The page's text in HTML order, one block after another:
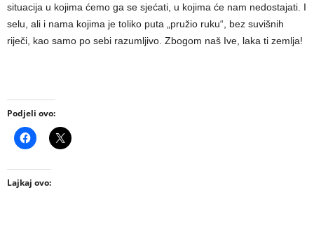
situacija u kojima ćemo ga se sjećati, u kojima će nam nedostajati. I
selu, ali i nama kojima je toliko puta „pružio ruku“, bez suvišnih
riječi, kao samo po sebi razumljivo. Zbogom naš Ive, laka ti zemlja!
Podjeli ovo:
Lajkaj ovo: